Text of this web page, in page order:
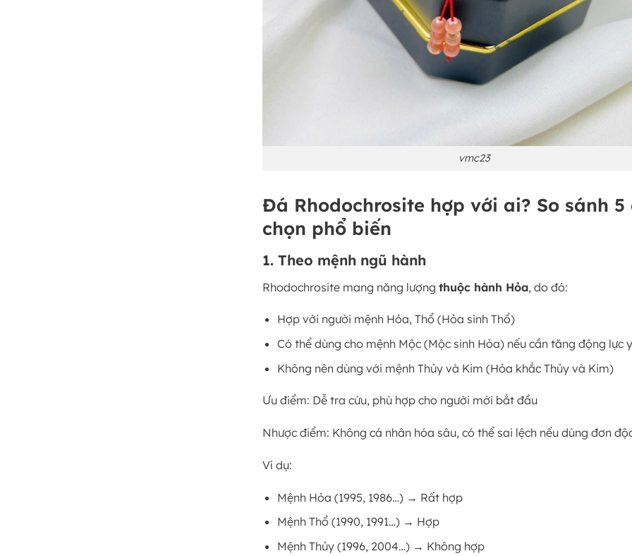
vmc23
Đá Rhodochrosite hợp với ai? So sánh 5
chọn phổ biến
1. Theo mệnh ngũ hành
Rhodochrosite mang năng lượng thuộc hành Hỏa, do đó:
Hợp với người mệnh Hỏa, Thổ (Hỏa sinh Thổ)
Có thể dùng cho mệnh Mộc (Mộc sinh Hỏa) nếu cần tăng động lực
Không nên dùng với mệnh Thủy và Kim (Hỏa khắc Thủy và Kim)
Ưu điểm: Dễ tra cứu, phù hợp cho người mới bắt đầu
Nhược điểm: Không cá nhân hóa sâu, có thể sai lệch nếu dùng đơn
Ví dụ:
Mệnh Hỏa (1995, 1986…) → Rất hợp
Mệnh Thổ (1990, 1991…) → Hợp
Mệnh Thủy (1996, 2004…) → Không hợp